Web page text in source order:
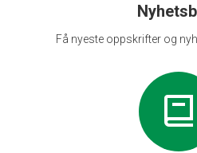
Få nyeste oppskrifter og